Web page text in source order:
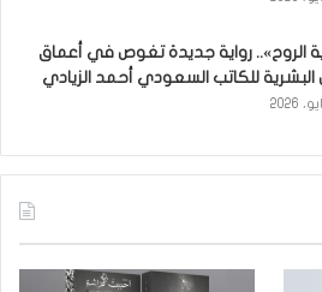
الروح».. رواية جديدة تغوص في أعماق
البشرية للكاتب السعودي أحمد الزيادي